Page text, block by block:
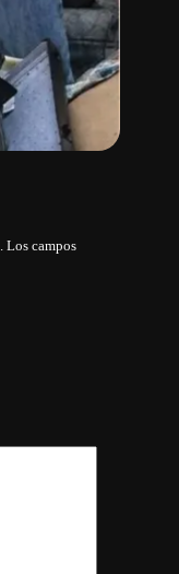
Los campos